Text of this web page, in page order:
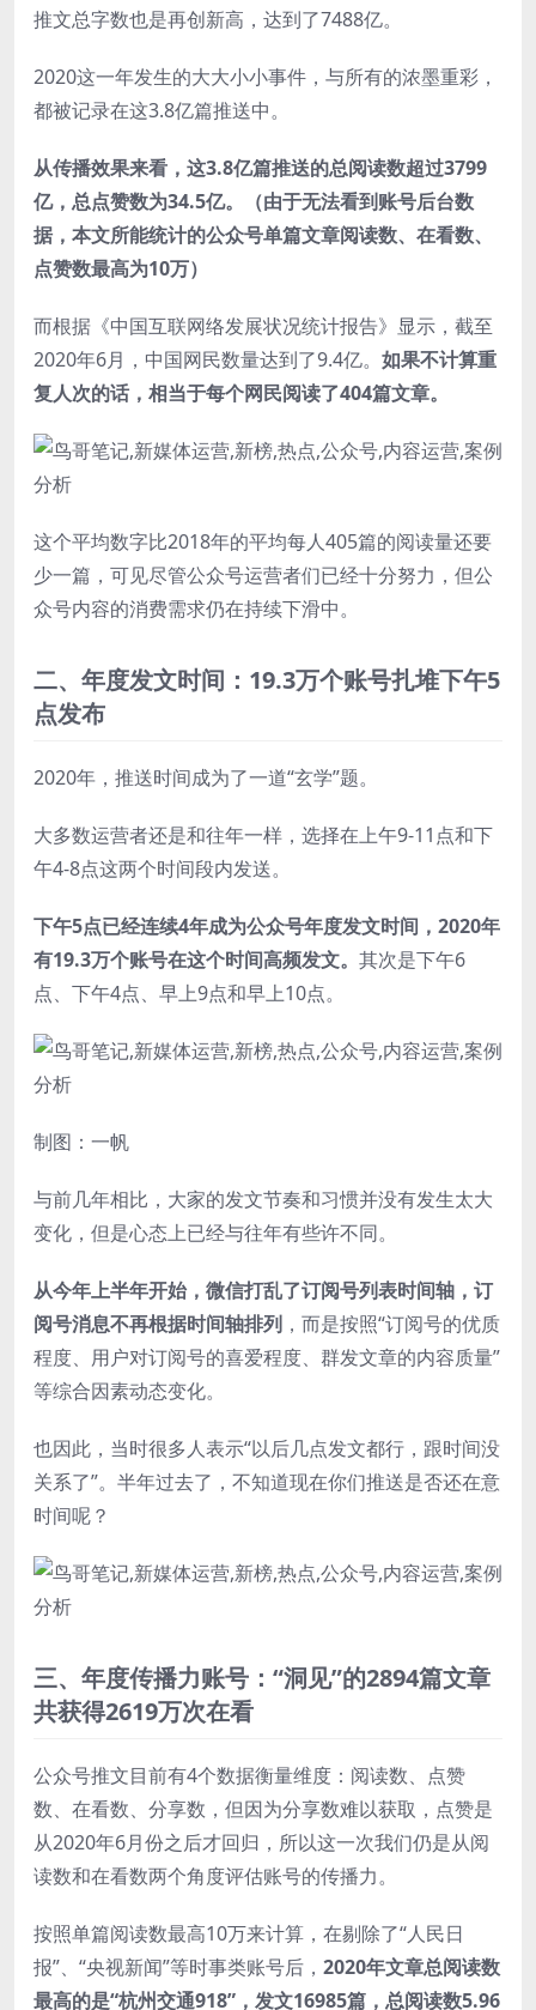
推文总字数也是再创新高，达到了7488亿。
2020这一年发生的大大小小事件，与所有的浓墨重彩，
都被记录在这3.8亿篇推送中。
从传播效果来看，这3.8亿篇推送的总阅读数超过3799
亿，总点赞数为34.5亿。（由于无法看到账号后台数
据，本文所能统计的公众号单篇文章阅读数、在看数、
点赞数最高为10万）
而根据《中国互联网络发展状况统计报告》显示，截至
2020年6月，中国网民数量达到了9.4亿。 如果不计算重
复人次的话，相当于每个网民阅读了404篇文章。
这个平均数字比2018年的平均每人405篇的阅读量还要
少一篇，可见尽管公众号运营者们已经十分努力，但公
众号内容的消费需求仍在持续下滑中。
二、年度发文时间：19.3万个账号扎堆下午5
点发布
2020年，推送时间成为了一道“玄学”题。
大多数运营者还是和往年一样，选择在上午9-11点和下
午4-8点这两个时间段内发送。
下午5点已经连续4年成为公众号年度发文时间，2020年
有19.3万个账号在这个时间高频发文。 其次是下午6
点、下午4点、早上9点和早上10点。
制图：一帆
与前几年相比，大家的发文节奏和习惯并没有发生太大
变化，但是心态上已经与往年有些许不同。
从今年上半年开始，微信打乱了订阅号列表时间轴，订
阅号消息不再根据时间轴排列 ，而是按照“订阅号的优质
程度、用户对订阅号的喜爱程度、群发文章的内容质量”
等综合因素动态变化。
也因此，当时很多人表示“以后几点发文都行，跟时间没
关系了”。半年过去了，不知道现在你们推送是否还在意
时间呢？
三、年度传播力账号：“洞见”的2894篇文章
共获得2619万次在看
公众号推文目前有4个数据衡量维度：阅读数、点赞
数、在看数、分享数，但因为分享数难以获取，点赞是
从2020年6月份之后才回归，所以这一次我们仍是从阅
读数和在看数两个角度评估账号的传播力。
按照单篇阅读数最高10万来计算，在剔除了“人民日
报”、“央视新闻”等时事类账号后， 2020年文章总阅读数
最高的是“杭州交通918”，发文16985篇，总阅读数5.96